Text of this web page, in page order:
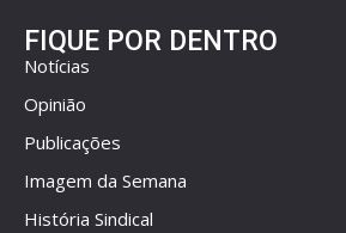
FIQUE POR DENTRO
Notícias
Opinião
Publicações
Imagem da Semana
História Sindical